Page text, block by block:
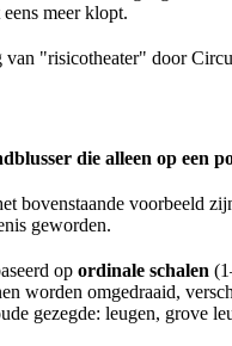
meer klopt.
"risicotheater" door
die alleen op een
bovenstaande voorbeeld
geworden.
op ordinale schalen
worden omgedraaid,
gezegde: leugen, grove